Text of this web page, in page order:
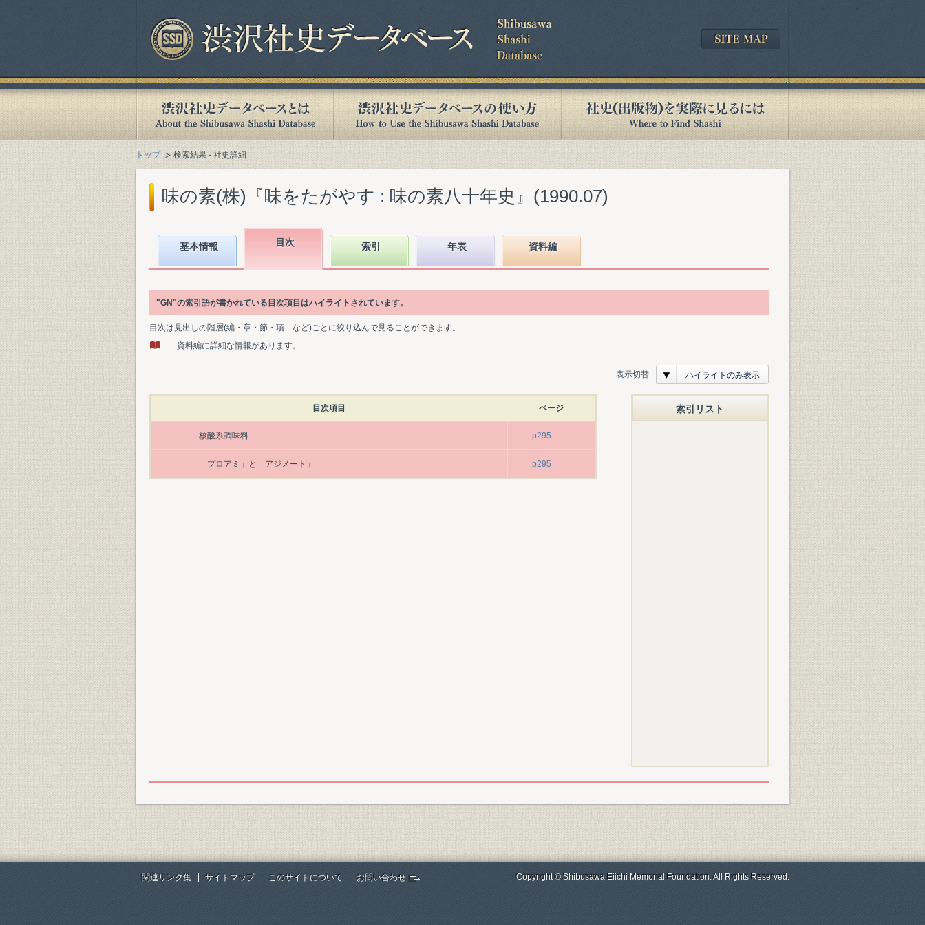
トップ 検索結果 - 社史詳細
味の素(株)『味をたがやす : 味の素八十年史』(1990.07)
基本情報 目次 索引 年表 資料編
"GN"の索引語が書かれている目次項目はハイライトされています。
目次は見出しの階層(編・章・節・項…など)ごとに絞り込んで見ることができます。
… 資料編に詳細な情報があります。
表示切替 ハイライトのみ表示
目次項目 ページ
核酸系調味料 p295
「プロアミ」と「アジメート」 p295
索引リスト
関連リンク集 サイトマップ このサイトについて お問い合わせ Copyright © Shibusawa Eiichi Memorial Foundation. All Rights Reserved.